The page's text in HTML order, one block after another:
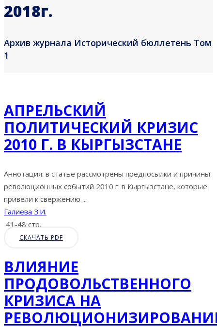
2018г.
Архив журнала Исторический бюллетень Том
1
АПРЕЛЬСКИЙ
ПОЛИТИЧЕСКИЙ КРИЗИС
2010 Г. В КЫРГЫЗСТАНЕ
Аннотация: в статье рассмотрены предпосылки и причины
революционных событий 2010 г. в Кыргызстане, которые
привели к свержению ...
Галиева З.И.
41-48 стр.
СКАЧАТЬ PDF
ВЛИЯНИЕ
ПРОДОВОЛЬСТВЕННОГО
КРИЗИСА НА